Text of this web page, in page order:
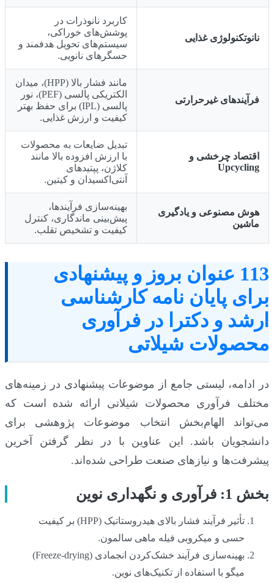
نانوتکنولوژی غذایی
کاربرد نانوذرات در
پوشش‌های خوراکی،
سیستم‌های تحویل هدفمند و
حسگرهای نانویی.
فرآیندهای غیرحرارتی
مانند فشار بالا (HPP)، میدان
الکتریکی پالسی (PEF)، نور
پالسی (IPL) برای حفظ بهتر
کیفیت و ارزش غذایی.
اقتصاد چرخشی و
Upcycling
تبدیل ضایعات به محصولات
با ارزش افزوده بالا مانند
کلاژن، پپتیدهای
آنتی‌اکسیدان و کیتین.
هوش مصنوعی و یادگیری
ماشین
بهینه‌سازی فرآیندها،
پیش‌بینی ماندگاری، کنترل
کیفیت و تشخیص تقلب.
113 عنوان بروز و پیشنهادی
برای پایان نامه کارشناسی
ارشد و دکترا در فرآوری
محصولات شیلاتی
در ادامه، لیستی جامع از موضوعات پیشنهادی در زمینه‌های
مختلف فرآوری محصولات شیلاتی ارائه شده است که
می‌تواند الهام‌بخش انتخاب موضوعات پژوهشی برای
دانشجویان باشد. این عناوین با در نظر گرفتن آخرین
پیشرفت‌ها و نیازهای صنعت طراحی شده‌اند.
بخش 1: فرآوری و نگهداری نوین
تأثیر فرآیند فشار بالای هیدروستاتیک (HPP) بر کیفیت
حسی و میکروبی فیله ماهی سالمون.
بهینه‌سازی فرآیند خشک‌کردن انجمادی (Freeze-drying)
میگو با استفاده از تکنیک‌های نوین.